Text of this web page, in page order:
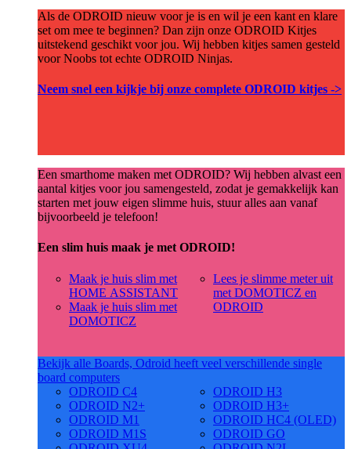
Als de ODROID nieuw voor je is en wil je een kant en klare
set om mee te beginnen? Dan zijn onze ODROID Kitjes
uitstekend geschikt voor jou. Wij hebben kitjes samen gesteld
voor Noobs tot echte ODROID Ninjas.
Neem snel een kijkje bij onze complete ODROID kitjes ->
Een smarthome maken met ODROID? Wij hebben alvast een
aantal kitjes voor jou samengesteld, zodat je gemakkelijk kan
starten met jouw eigen slimme huis, stuur alles aan vanaf
bijvoorbeeld je telefoon!
Een slim huis maak je met ODROID!
Maak je huis slim met
HOME ASSISTANT
Maak je huis slim met
DOMOTICZ
Lees je slimme meter uit
met DOMOTICZ en
ODROID
Bekijk alle Boards, Odroid heeft veel verschillende single
board computers
ODROID C4
ODROID N2+
ODROID M1
ODROID M1S
ODROID H3
ODROID H3+
ODROID HC4 (OLED)
ODROID GO